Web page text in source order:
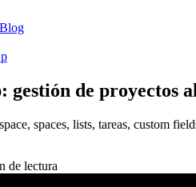
Blog
de proyectos
spaces, lists, tareas, custom
de lectura